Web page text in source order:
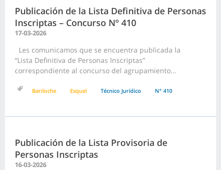
Publicación de la Lista Definitiva de Personas
Inscriptas – Concurso Nº 410
17-03-2026
Les comunicamos que se encuentra publicada la
“Lista Definitiva de Personas Inscriptas”
correspondiente al concurso del agrupamiento...
Bariloche Esquel Técnico Jurídico N° 410
Publicación de la Lista Provisoria de
Personas Inscriptas
16-03-2026